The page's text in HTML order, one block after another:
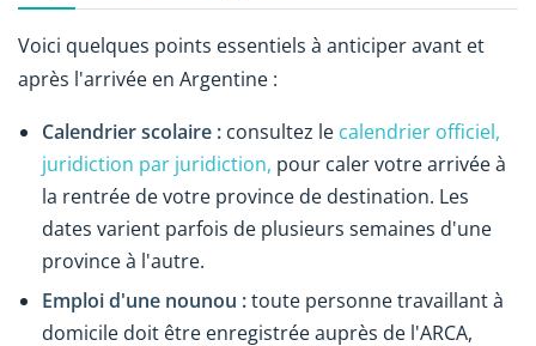
Voici quelques points essentiels à anticiper avant et
après l'arrivée en Argentine :
Calendrier scolaire : consultez le calendrier officiel,
juridiction par juridiction, pour caler votre arrivée à
la rentrée de votre province de destination. Les
dates varient parfois de plusieurs semaines d'une
province à l'autre.
Emploi d'une nounou :toute personne travaillant à
domicile doit être enregistrée auprès de l'ARCA,